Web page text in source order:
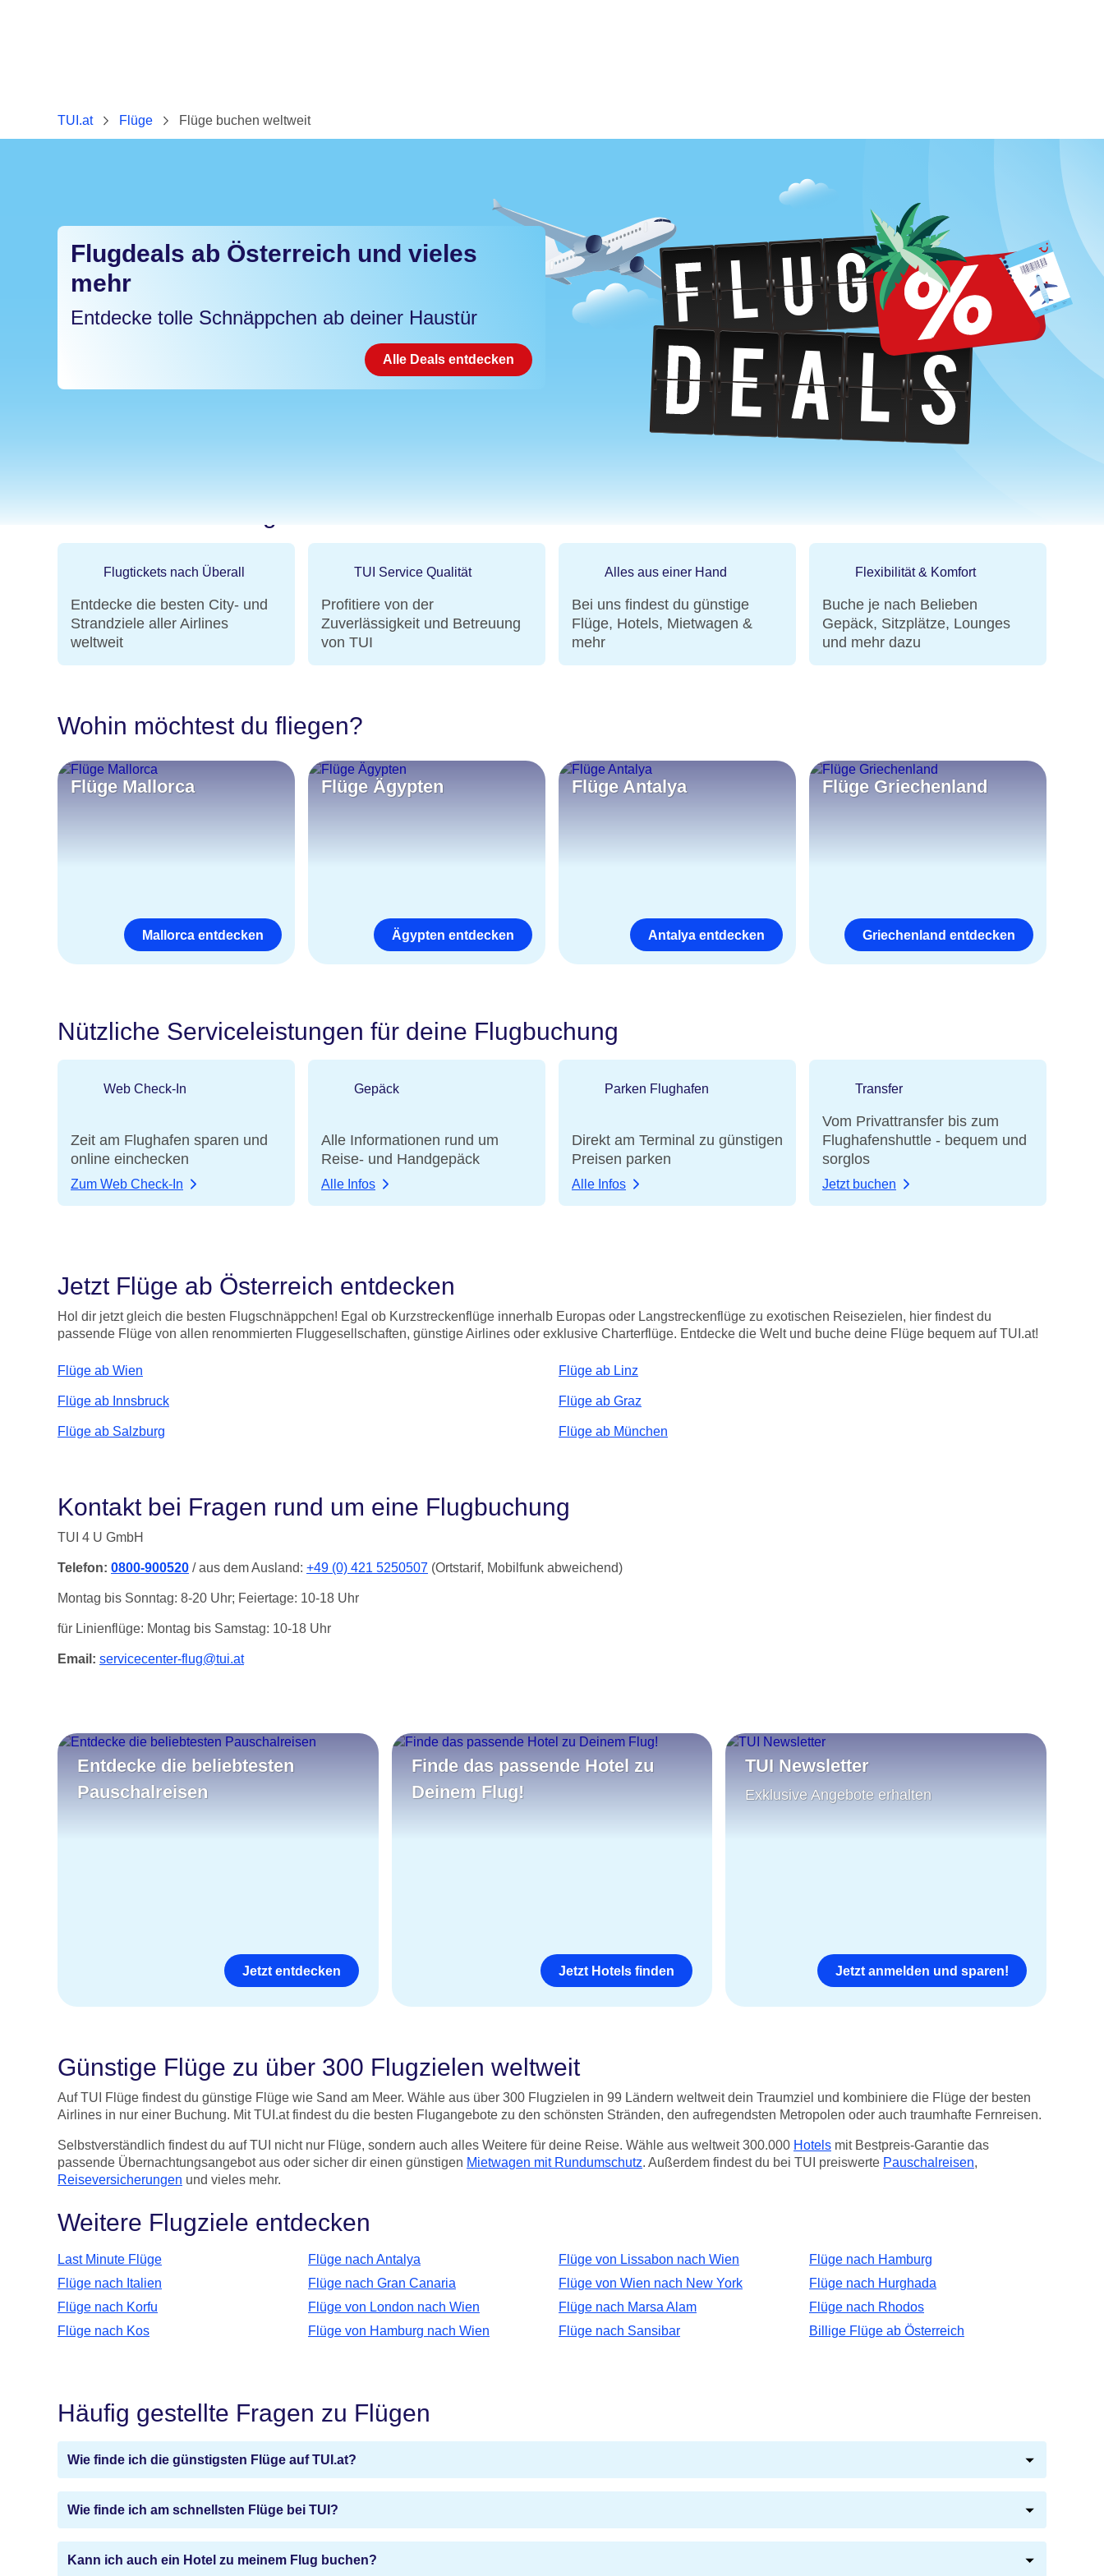
TUI.at Flüge Flüge buchen weltweit
Flugdeals ab Österreich und vieles
mehr
Entdecke tolle Schnäppchen ab deiner Haustür
Alle Deals entdecken
Warum bei TUI Flüge buchen?
Flugtickets nach Überall
Entdecke die besten City- und
Strandziele aller Airlines
weltweit
TUI Service Qualität
Profitiere von der
Zuverlässigkeit und Betreuung
von TUI
Alles aus einer Hand
Bei uns findest du günstige
Flüge, Hotels, Mietwagen &
mehr
Flexibilität & Komfort
Buche je nach Belieben
Gepäck, Sitzplätze, Lounges
und mehr dazu
Wohin möchtest du fliegen?
Flüge Mallorca
Mallorca entdecken
Flüge Ägypten
Ägypten entdecken
Flüge Antalya
Antalya entdecken
Flüge Griechenland
Griechenland entdecken
Nützliche Serviceleistungen für deine Flugbuchung
Web Check-In
Zeit am Flughafen sparen und
online einchecken
Zum Web Check-In
Gepäck
Alle Informationen rund um
Reise- und Handgepäck
Alle Infos
Parken Flughafen
Direkt am Terminal zu günstigen
Preisen parken
Alle Infos
Transfer
Vom Privattransfer bis zum
Flughafenshuttle - bequem und
sorglos
Jetzt buchen
Jetzt Flüge ab Österreich entdecken
Hol dir jetzt gleich die besten Flugschnäppchen! Egal ob Kurzstreckenflüge innerhalb Europas oder Langstreckenflüge zu exotischen Reisezielen, hier findest du
passende Flüge von allen renommierten Fluggesellschaften, günstige Airlines oder exklusive Charterflüge. Entdecke die Welt und buche deine Flüge bequem auf TUI.at!
Flüge ab Wien
Flüge ab Innsbruck
Flüge ab Salzburg
Flüge ab Linz
Flüge ab Graz
Flüge ab München
Kontakt bei Fragen rund um eine Flugbuchung
TUI 4 U GmbH
Telefon: 0800-900520 / aus dem Ausland: +49 (0) 421 5250507 (Ortstarif, Mobilfunk abweichend)
Montag bis Sonntag: 8-20 Uhr; Feiertage: 10-18 Uhr
für Linienflüge: Montag bis Samstag: 10-18 Uhr
Email: servicecenter-flug@tui.at
Entdecke die beliebtesten
Pauschalreisen
Jetzt entdecken
Finde das passende Hotel zu
Deinem Flug!
Jetzt Hotels finden
TUI Newsletter
Exklusive Angebote erhalten
Jetzt anmelden und sparen!
Günstige Flüge zu über 300 Flugzielen weltweit
Auf TUI Flüge findest du günstige Flüge wie Sand am Meer. Wähle aus über 300 Flugzielen in 99 Ländern weltweit dein Traumziel und kombiniere die Flüge der besten
Airlines in nur einer Buchung. Mit TUI.at findest du die besten Flugangebote zu den schönsten Stränden, den aufregendsten Metropolen oder auch traumhafte Fernreisen.
Selbstverständlich findest du auf TUI nicht nur Flüge, sondern auch alles Weitere für deine Reise. Wähle aus weltweit 300.000 Hotels mit Bestpreis-Garantie das
passende Übernachtungsangebot aus oder sicher dir einen günstigen Mietwagen mit Rundumschutz. Außerdem findest du bei TUI preiswerte Pauschalreisen,
Reiseversicherungen und vieles mehr.
Weitere Flugziele entdecken
Last Minute Flüge Flüge nach Antalya Flüge von Lissabon nach Wien
Flüge nach Hamburg
Flüge nach Italien
Flüge nach Gran Canaria Flüge von Wien nach New York
Flüge nach Hurghada
Flüge nach Korfu
Flüge von London nach Wien Flüge nach Marsa Alam
Flüge nach Rhodos
Flüge nach Kos
Flüge von Hamburg nach Wien Flüge nach Sansibar Billige Flüge ab Österreich
Häufig gestellte Fragen zu Flügen
Wie finde ich die günstigsten Flüge auf TUI.at?
Wie finde ich am schnellsten Flüge bei TUI?
Kann ich auch ein Hotel zu meinem Flug buchen?